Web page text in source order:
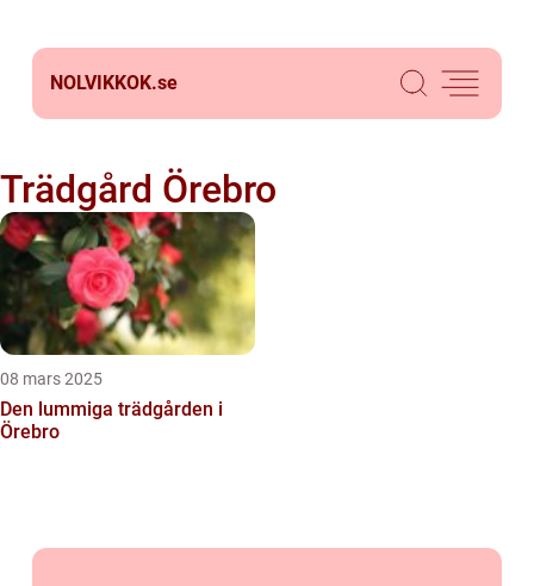
NOLVIKKOK.se
Trädgård Örebro
08 mars 2025
Den lummiga trädgården i
Örebro